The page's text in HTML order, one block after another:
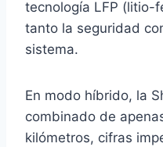
tecnología LFP (litio-
tanto la seguridad
sistema.
En modo híbrido, la
combinado de
kilómetros, cifras